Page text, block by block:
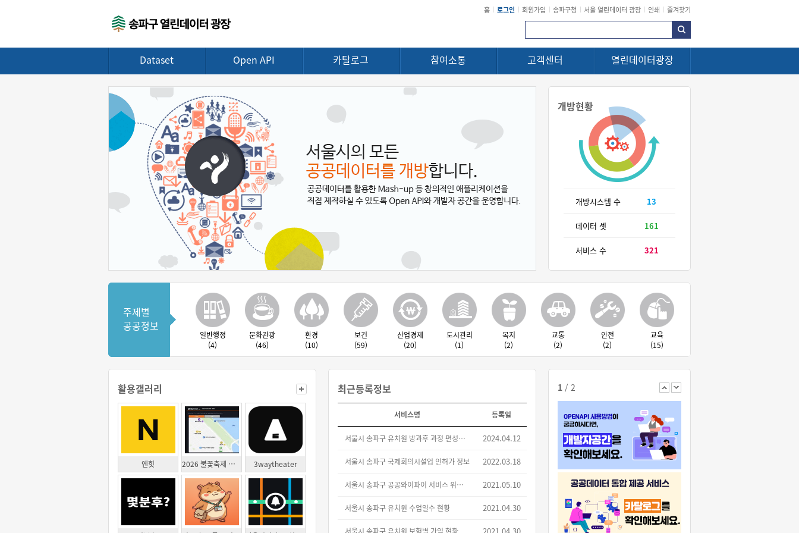
홈 로그인 회원가입 송파구청 서울 열린데이터 광장 인쇄 즐겨찾기
Dataset Open API 카탈로그 참여소통 고객센터 열린데이터광장
개방현황
개방시스템 수 13
데이터 셋 161
서비스 수 321
주제별
공공정보
일반행정
(4)
문화관광
(46)
환경
(10)
보건
(59)
산업경제
(20)
도시관리
(1)
복지
(2)
교통
(2)
안전
(2)
교육
(15)
활용갤러리
엔힛 2026 불꽃축제 행사 종료 후 귀가 상황 모니터링 3waytheater
최근등록정보
서비스명 등록일
서울시 송파구 유치원 방과후 과정 편성운영 2024.04.12
서울시 송파구 국제회의시설업 인허가 정보 2022.03.18
서울시 송파구 공공와이파이 서비스 위치 정보 2021.05.10
서울시 송파구 유치원 수업일수 현황 2021.04.30
서울시 송파구 유치원 보험별 가입 현황
1 / 2